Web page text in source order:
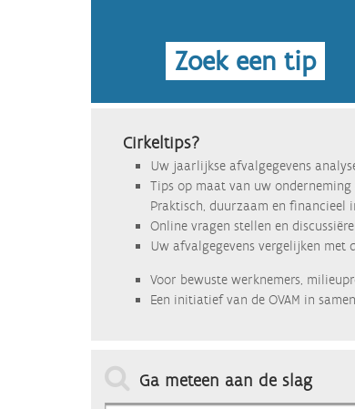
Zoek een tip
Cirkeltips?
Uw jaarlijkse afvalgegevens
Tips op maat van uw
Praktisch, duurzaam en financieel
Online vragen stellen en
Uw afvalgegevens vergelijken
Voor bewuste werknemers,
Een initiatief van de OVAM in
Ga meteen aan de slag